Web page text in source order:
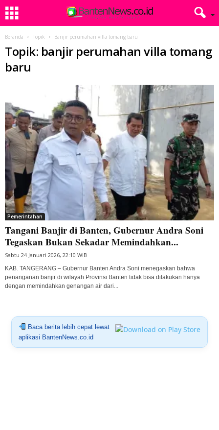
Beranda Topik Banjir perumahan villa tomang baru
Topik: banjir perumahan villa tomang
baru
Pemerintahan
Tangani Banjir di Banten, Gubernur Andra Soni
Tegaskan Bukan Sekadar Memindahkan...
Sabtu 24 Januari 2026, 22:10 WIB
KAB. TANGERANG – Gubernur Banten Andra Soni menegaskan bahwa
penanganan banjir di wilayah Provinsi Banten tidak bisa dilakukan hanya
dengan memindahkan genangan air dari...
Baca berita lebih cepat lewat
aplikasi BantenNews.co.id